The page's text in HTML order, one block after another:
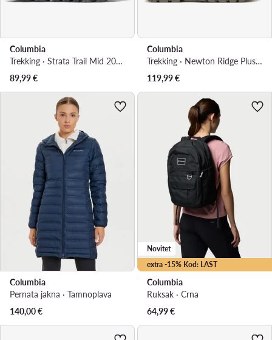
Columbia
Trekking · Strata Trail Mid 2078561 · Siva
89,99€
Columbia
Trekking · Newton Ridge Plus Waterproof Amped 1718821 · Crna
119,99€
Columbia
Pernata jakna · Tamnoplava
140,00€
extra -15% Kod: LAST
Novitet
Columbia
Ruksak · Crna
64,99€